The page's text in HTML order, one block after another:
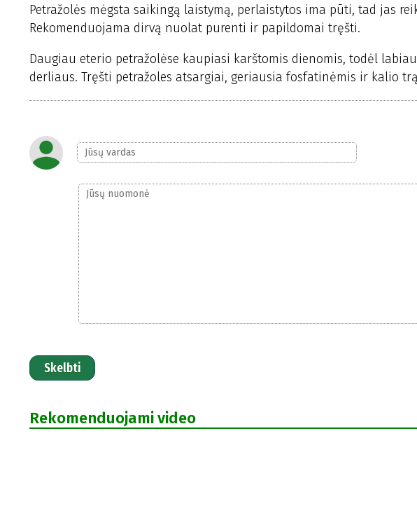
Petražolės mėgsta saikingą laistymą, perlaistytos ima pūti, tad jas
Rekomenduojama dirvą nuolat purenti ir papildomai tręšti.
Daugiau eterio petražolėse kaupiasi karštomis dienomis, todėl
derliaus. Tręšti petražoles atsargiai, geriausia fosfatinėmis ir kalio
Skelbti
Rekomenduojami video